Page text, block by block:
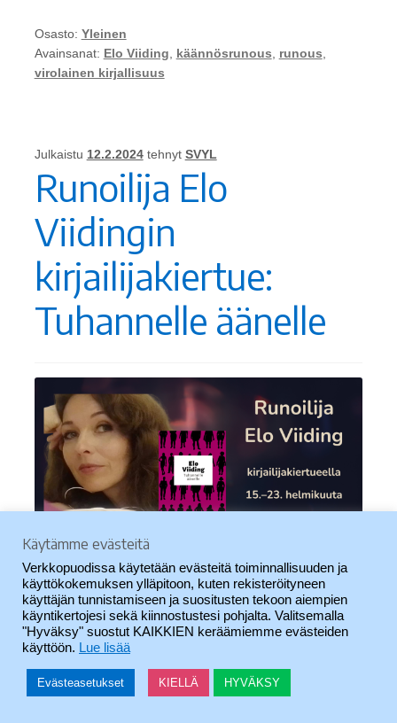
Osasto: Yleinen
Avainsanat: Elo Viiding, käännösrunous, runous,
virolainen kirjallisuus
Julkaistu 12.2.2024 tehnyt SVYL
Runoilija Elo
Viidingin
kirjailijakiertue:
Tuhannelle äänelle
TallinnalainenElo Viiding(s. 1974) on virolaisen
nykyrunouden tärkeimpiä tekijöitä.
Kulttuurisukuun kuuluva Viiding julkaisi
esikoiskokoelmansa jo 16-vuotiaana. Kolmessa
ensimmäisessä teoksessaan hän käytti
Käytämme evästeitä
Verkkopuodissa käytetään evästeitä toiminnallisuuden ja
käyttökokemuksen ylläpitoon, kuten rekisteröityneen
käyttäjän tunnistamiseen ja suositusten tekoon aiempien
käyntikertojesi sekä kiinnostustesi pohjalta. Valitsemalla
"Hyväksy" suostut KAIKKIEN keräämiemme evästeiden
käyttöön. Lue lisää
Evästeasetukset KIELLÄ HYVÄKSY